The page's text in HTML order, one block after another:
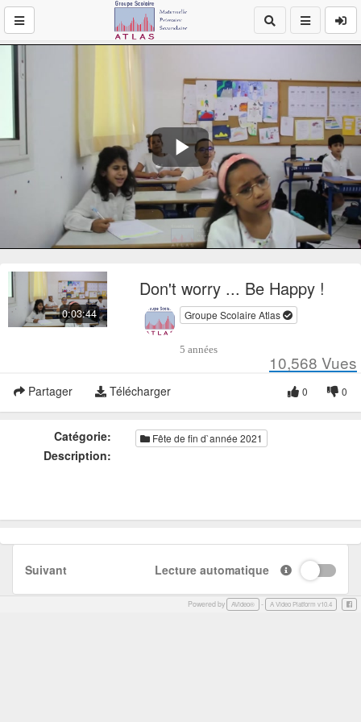
Play
Video
0:03:44
Don't worry ... Be Happy !
Groupe Scolaire Atlas
5 années
10,568 Vues
Partager Télécharger 0
0
Catégorie: Fête de fin d`année 2021
Description:
Suivant Lecture automatique
Powered by AVideo® - A Video Platform v10.4